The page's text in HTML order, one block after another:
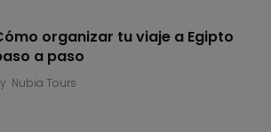
organizar tu viaje a Egipto
a paso
Nubia Tours